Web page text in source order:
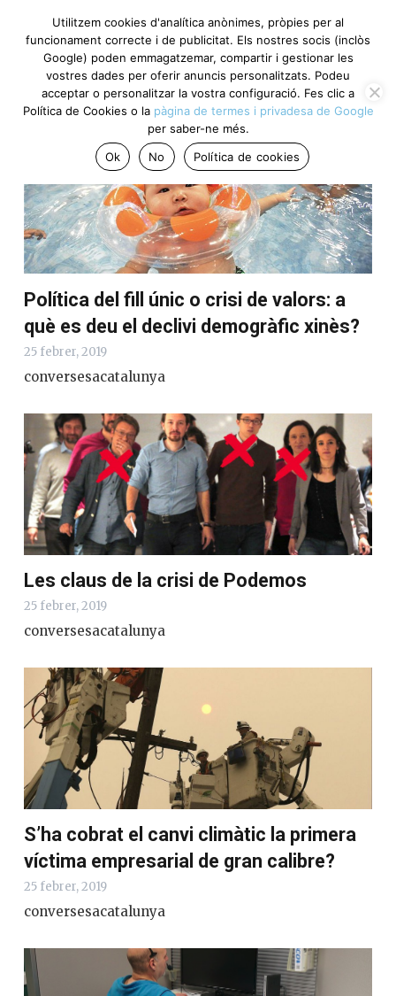
Punts clau del dia
Política del fill únic o crisi de valors: a
què es deu el declivi demogràfic xinès?
25 febrer, 2019
conversesacatalunya
Les claus de la crisi de Podemos
25 febrer, 2019
conversesacatalunya
S’ha cobrat el canvi climàtic la primera
víctima empresarial de gran calibre?
25 febrer, 2019
conversesacatalunya
Utilitzem cookies d'analítica anònimes, pròpies per al
funcionament correcte i de publicitat. Els nostres socis (inclòs
Google) poden emmagatzemar, compartir i gestionar les
vostres dades per oferir anuncis personalitzats. Podeu
acceptar o personalitzar la vostra configuració. Fes clic a
Política de Cookies o la pàgina de termes i privadesa de Google
per saber-ne més.
Ok
No Política de cookies